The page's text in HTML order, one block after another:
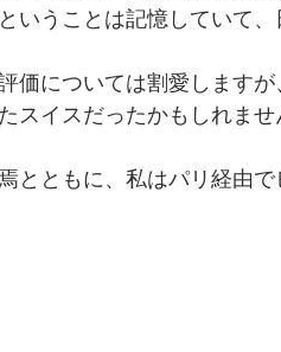
いうことは記憶していて
価については割愛します
スイスだったかもしれませ
とともに、私はパリ経由